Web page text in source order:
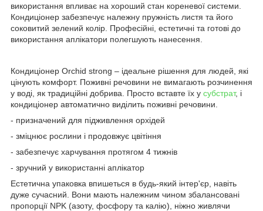
використання впливає на хороший стан кореневої системи.
Кондиціонер забезпечує належну пружність листя та його
соковитий зелений колір. Професійні, естетичні та готові до
використання аплікатори полегшують нанесення.
Кондиціонер Orchid strong – ідеальне рішення для людей, які
цінують комфорт. Поживні речовини не вимагають розчинення
у воді, як традиційні добрива. Просто вставте їх у субстрат, і
кондиціонер автоматично виділить поживні речовини.
- призначений для підживлення орхідей
- зміцнює рослини і продовжує цвітіння
- забезпечує харчування протягом 4 тижнів
- зручний у використанні аплікатор
Естетична упаковка впишеться в будь-який інтер'єр, навіть
дуже сучасний. Вони мають належним чином збалансовані
пропорції NPK (азоту, фосфору та калію), ніжно живлячи